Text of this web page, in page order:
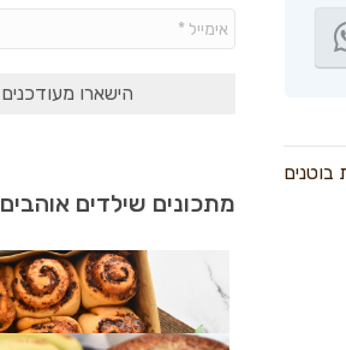
מתכונים שילדים אוהבים